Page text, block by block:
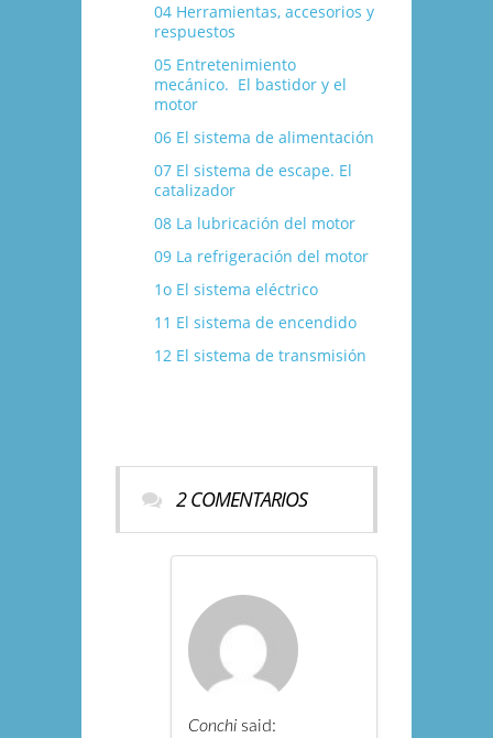
04 Herramientas, accesorios y
respuestos
05 Entretenimiento
mecánico. El bastidor y el
motor
06 El sistema de alimentación
07 El sistema de escape. El
catalizador
08 La lubricación del motor
09 La refrigeración del motor
1o El sistema eléctrico
11 El sistema de encendido
12 El sistema de transmisión
2 COMENTARIOS
Conchi said: